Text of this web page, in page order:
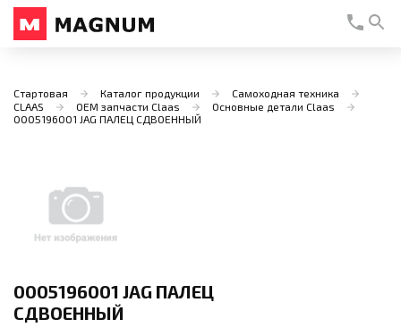
Стартовая Каталог продукции
Самоходная техника
CLAAS
OEM запчасти Claas
Основные детали Claas
0005196001 JAG ПАЛЕЦ СДВОЕННЫЙ
0005196001 JAG ПАЛЕЦ
СДВОЕННЫЙ